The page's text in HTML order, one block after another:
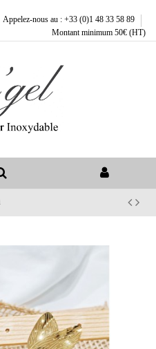
Appelez-nous au : +33 (0)1 48 33 58 89
Montant minimum 50€ (HT)